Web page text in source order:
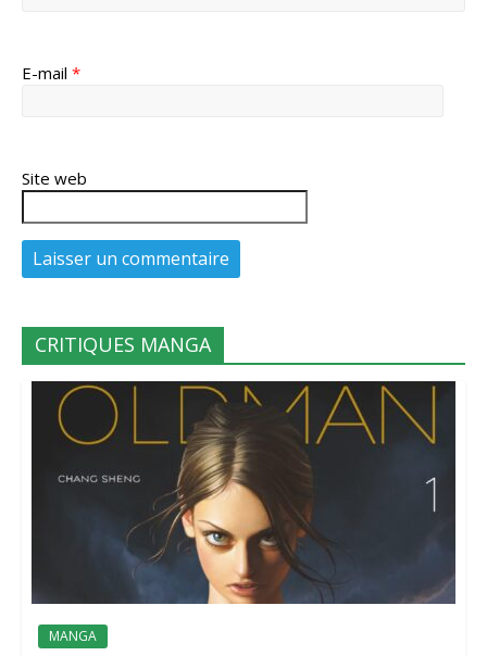
E-mail *
Site web
CRITIQUES MANGA
MANGA